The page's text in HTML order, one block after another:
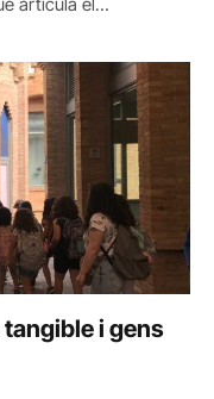
tangible i gens